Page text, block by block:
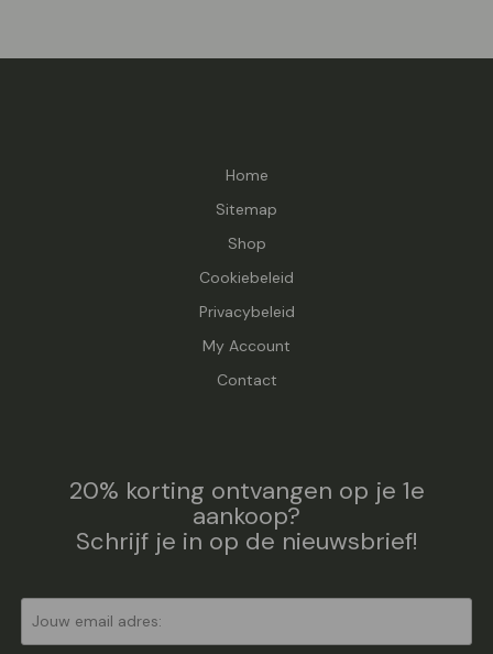
Home
Sitemap
Shop
Cookiebeleid
Privacybeleid
My Account
Contact
20% korting ontvangen op je 1e
aankoop?
Schrijf je in op de nieuwsbrief!